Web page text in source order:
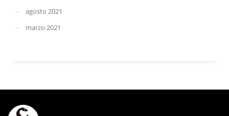
agosto 2021
marzo 2021